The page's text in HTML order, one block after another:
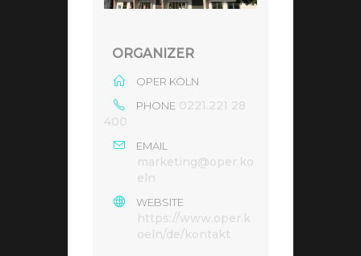
ORGANIZER
OPER KÖLN
PHONE 0221.221 28
400
EMAIL
marketing@oper.ko
eln
WEBSITE
https://www.oper.k
oeln/de/kontakt